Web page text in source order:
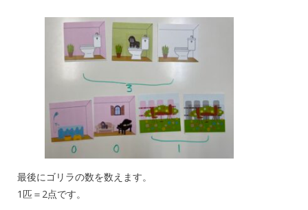
最後にゴリラの数を数えます。
1匹＝2点です。